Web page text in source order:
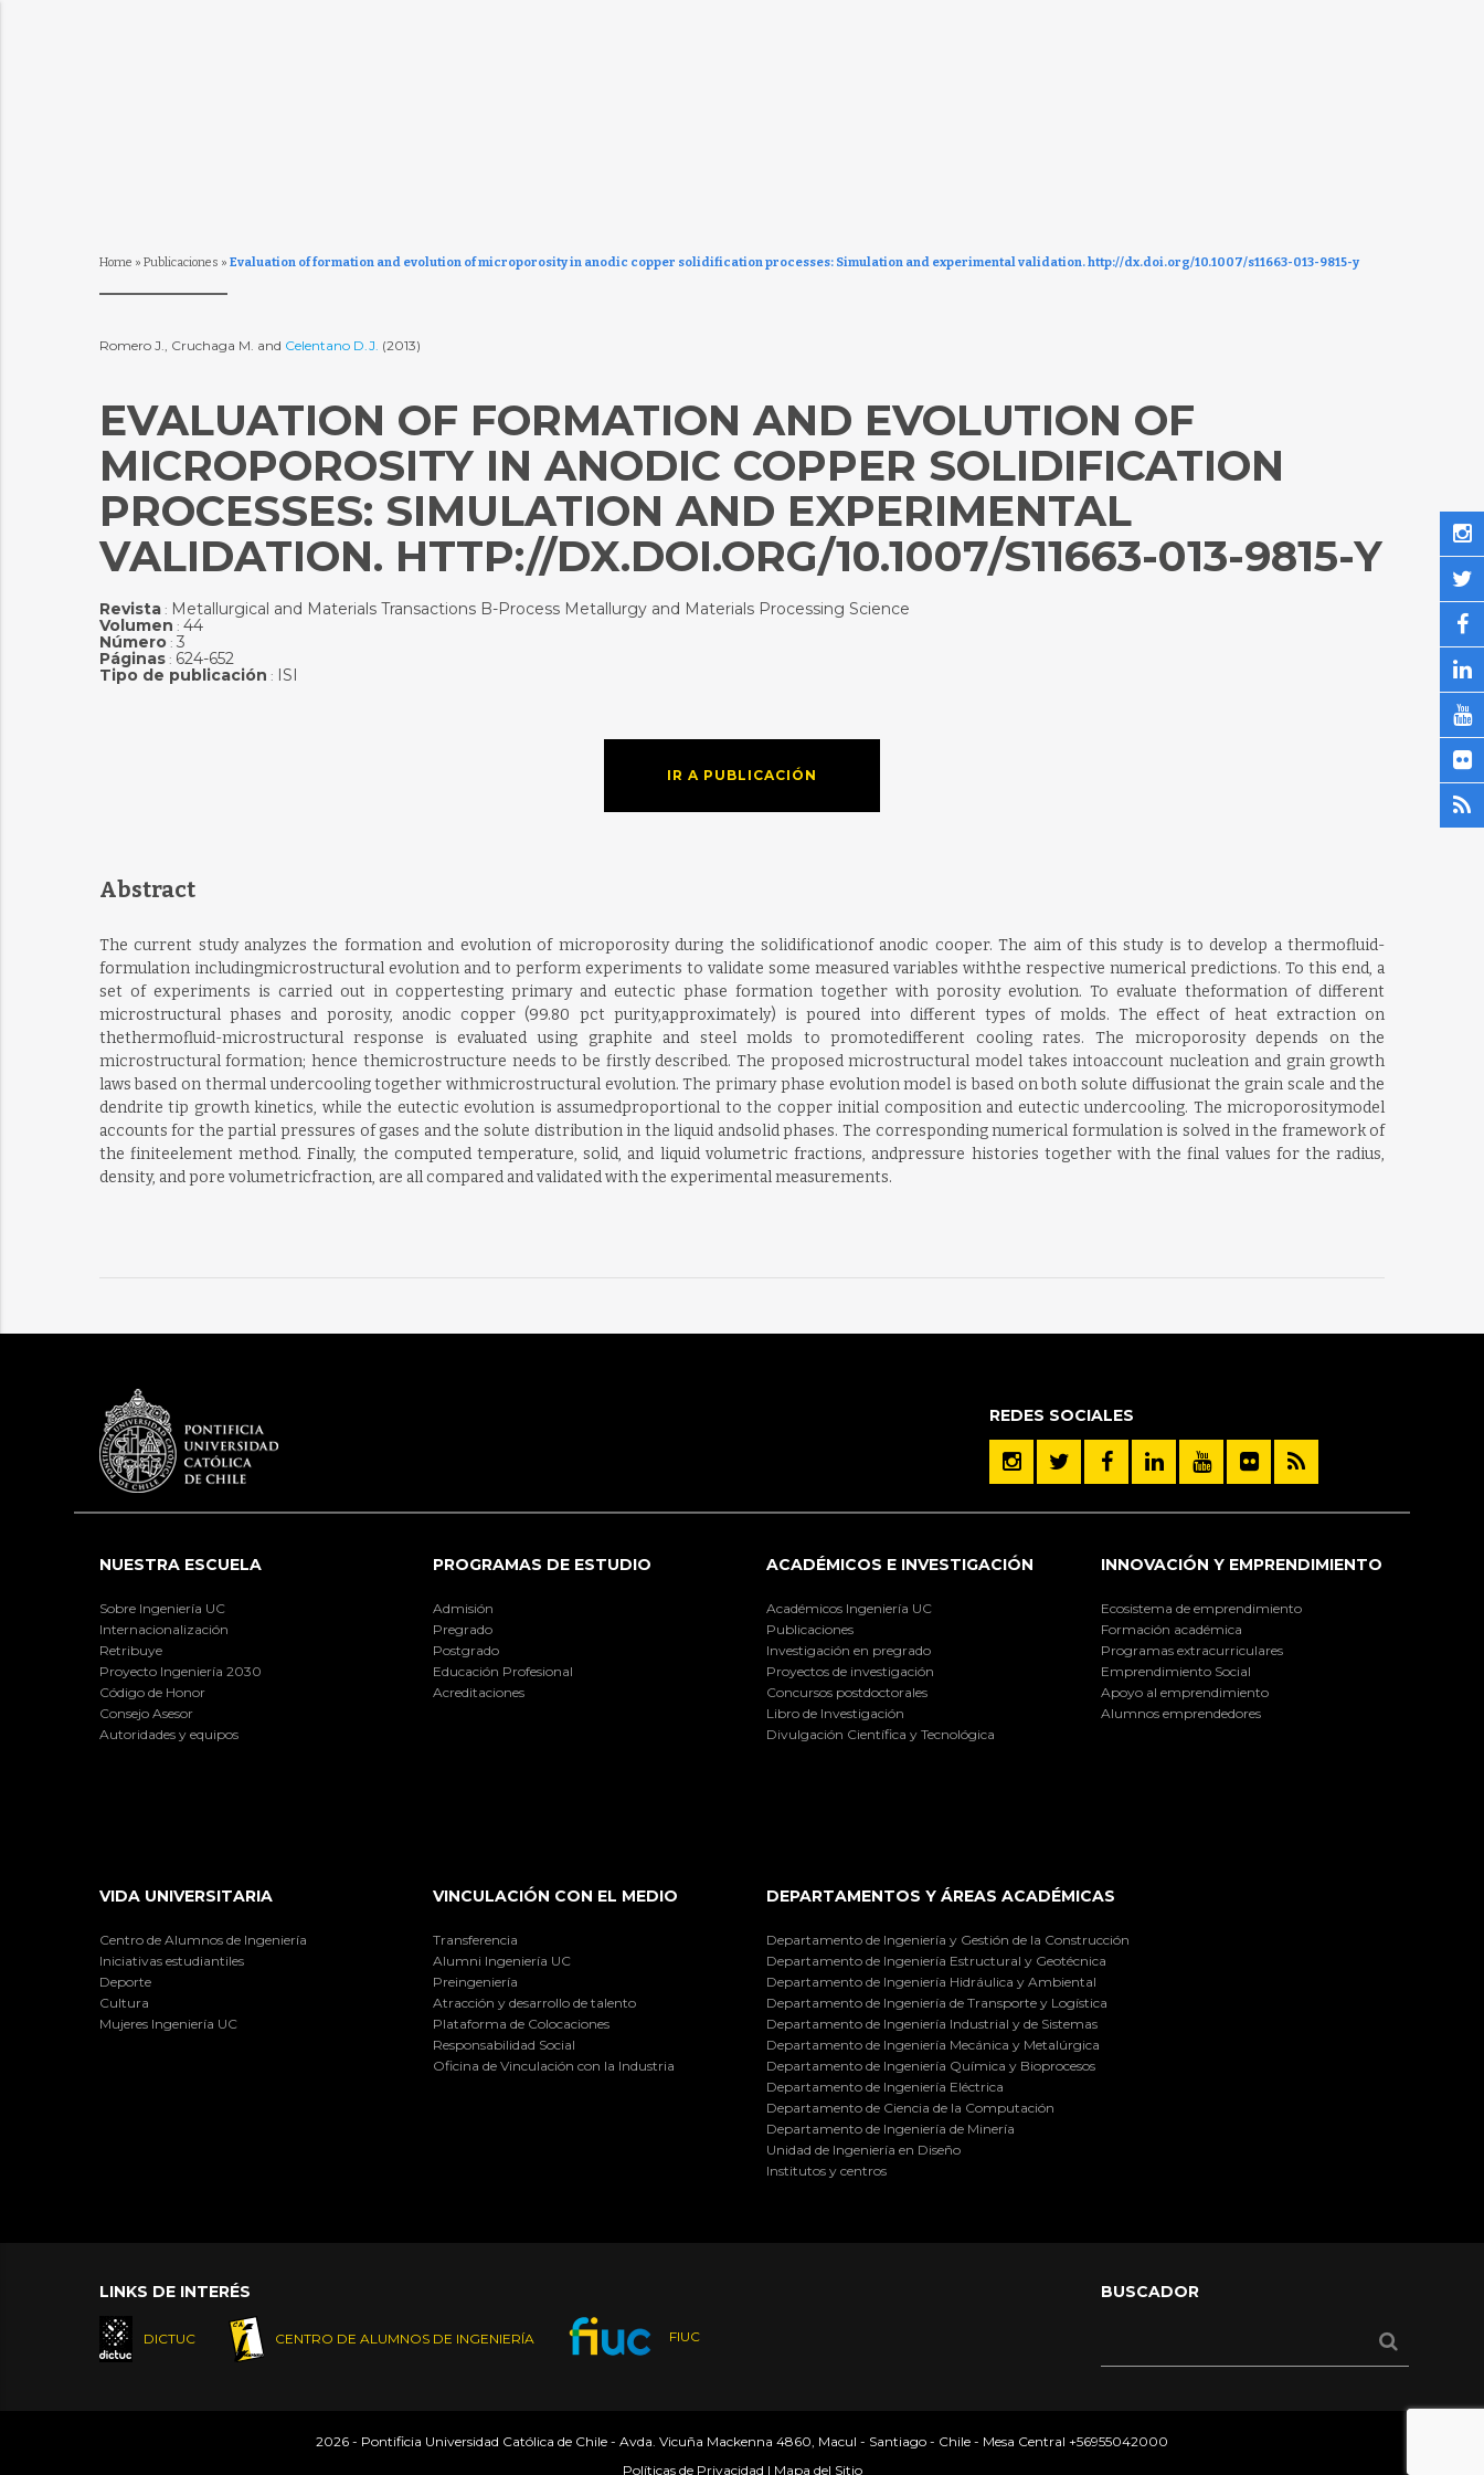
Home » Publicaciones » Evaluation of formation and evolution of microporosity in anodic copper solidification processes: Simulation and experimental validation. http://dx.doi.org/10.1007/s11663-013-9815-y
Romero J., Cruchaga M. and Celentano D.J. (2013)
EVALUATION OF FORMATION AND EVOLUTION OF
MICROPOROSITY IN ANODIC COPPER SOLIDIFICATION
PROCESSES: SIMULATION AND EXPERIMENTAL
VALIDATION. HTTP://DX.DOI.ORG/10.1007/S11663-013-9815-Y
Revista: Metallurgical and Materials Transactions B-Process Metallurgy and Materials Processing Science
Volumen : 44
Número: 3
Páginas: 624-652
Tipo de publicación : ISI
IR A PUBLICACIÓN
Abstract
The current study analyzes the formation and evolution of microporosity during the solidificationof anodic cooper. The aim of this study is to develop a thermofluid-
formulation includingmicrostructural evolution and to perform experiments to validate some measured variables withthe respective numerical predictions. To this end, a
set of experiments is carried out in coppertesting primary and eutectic phase formation together with porosity evolution. To evaluate theformation of different
microstructural phases and porosity, anodic copper (99.80 pct purity,approximately) is poured into different types of molds. The effect of heat extraction on
thethermofluid-microstructural response is evaluated using graphite and steel molds to promotedifferent cooling rates. The microporosity depends on the
microstructural formation; hence themicrostructure needs to be firstly described. The proposed microstructural model takes intoaccount nucleation and grain growth
laws based on thermal undercooling together withmicrostructural evolution. The primary phase evolution model is based on both solute diffusionat the grain scale and the
dendrite tip growth kinetics, while the eutectic evolution is assumedproportional to the copper initial composition and eutectic undercooling. The microporositymodel
accounts for the partial pressures of gases and the solute distribution in the liquid andsolid phases. The corresponding numerical formulation is solved in the framework of
the finiteelement method. Finally, the computed temperature, solid, and liquid volumetric fractions, andpressure histories together with the final values for the radius,
density, and pore volumetricfraction, are all compared and validated with the experimental measurements.
REDES SOCIALES
NUESTRA ESCUELA
Sobre Ingeniería UC
Internacionalización
Retribuye
Proyecto Ingeniería 2030
Código de Honor
Consejo Asesor
Autoridades y equipos
PROGRAMAS DE ESTUDIO
Admisión
Pregrado
Postgrado
Educación Profesional
Acreditaciones
ACADÉMICOS E INVESTIGACIÓN
Académicos Ingeniería UC
Publicaciones
Investigación en pregrado
Proyectos de investigación
Concursos postdoctorales
Libro de Investigación
Divulgación Científica y Tecnológica
INNOVACIÓN Y EMPRENDIMIENTO
Ecosistema de emprendimiento
Formación académica
Programas extracurriculares
Emprendimiento Social
Apoyo al emprendimiento
Alumnos emprendedores
VIDA UNIVERSITARIA
Centro de Alumnos de Ingeniería
Iniciativas estudiantiles
Deporte
Cultura
Mujeres Ingeniería UC
VINCULACIÓN CON EL MEDIO
Transferencia
Alumni Ingeniería UC
Preingeniería
Atracción y desarrollo de talento
Plataforma de Colocaciones
Responsabilidad Social
Oficina de Vinculación con la Industria
DEPARTAMENTOS Y ÁREAS ACADÉMICAS
Departamento de Ingeniería y Gestión de la Construcción
Departamento de Ingeniería Estructural y Geotécnica
Departamento de Ingeniería Hidráulica y Ambiental
Departamento de Ingeniería de Transporte y Logística
Departamento de Ingeniería Industrial y de Sistemas
Departamento de Ingeniería Mecánica y Metalúrgica
Departamento de Ingeniería Química y Bioprocesos
Departamento de Ingeniería Eléctrica
Departamento de Ciencia de la Computación
Departamento de Ingeniería de Minería
Unidad de Ingeniería en Diseño
Institutos y centros
LINKS DE INTERÉS
DICTUC CENTRO DE ALUMNOS DE INGENIERÍA FIUC
BUSCADOR
2026 - Pontificia Universidad Católica de Chile - Avda. Vicuña Mackenna 4860, Macul - Santiago - Chile - Mesa Central +56955042000
Políticas de Privacidad | Mapa del Sitio